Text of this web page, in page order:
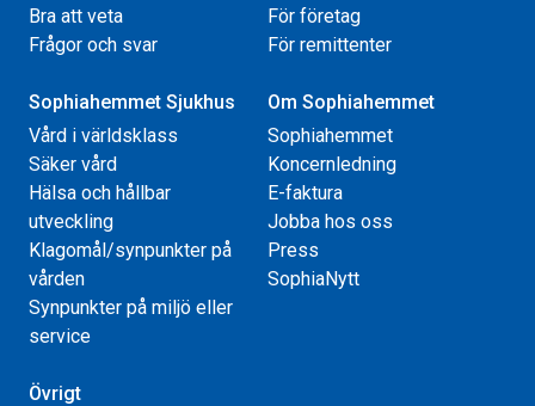
Bra att veta
Frågor och svar
För företag
För remittenter
Sophiahemmet Sjukhus
Vård i världsklass
Säker vård
Hälsa och hållbar
utveckling
Klagomål/synpunkter på
vården
Synpunkter på miljö eller
service
Om Sophiahemmet
Sophiahemmet
Koncernledning
E-faktura
Jobba hos oss
Press
SophiaNytt
Övrigt